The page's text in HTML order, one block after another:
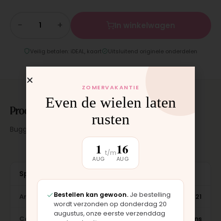
− +
Veilig betalen: iDEAL, kaart Uitsluitend originele onderdelen
Productomschrijving
Buggy Easywalker MINI Union Jack Vintage
Specificaties
Artikelnummer EMB10021
Categorie Easywalker buggies · Nieuwe kinderwagens
ZOMERVAKANTIE
Even de wielen laten
rusten
1
AUG
t/m16
AUG
Bestellen kan gewoon. Je bestelling
wordt verzonden op donderdag 20
augustus, onze eerste verzenddag